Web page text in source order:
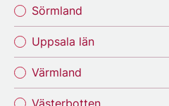
Sörmland
Uppsala län
Värmland
Västerbotten